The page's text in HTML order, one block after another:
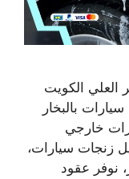
العلي الكويت
بالبخار
خارجي
زنجات سيارات،
نوفر عقود